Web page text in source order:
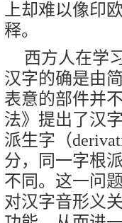
上却难以像印
释。
西方人在学
汉字的确是由
表意的部件并
法》提出了汉
派生字（
分，同一字根
不同。这一问
对汉字音形义